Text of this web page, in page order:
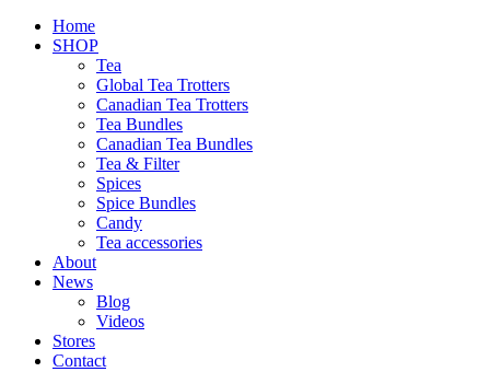
Home
SHOP
Tea
Global Tea Trotters
Canadian Tea Trotters
Tea Bundles
Canadian Tea Bundles
Tea & Filter
Spices
Spice Bundles
Candy
Tea accessories
About
News
Blog
Videos
Stores
Contact